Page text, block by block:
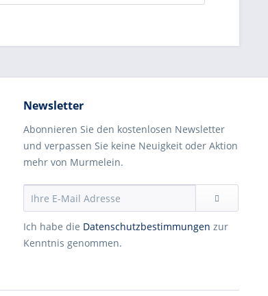
Newsletter
Abonnieren Sie den kostenlosen Newsletter
und verpassen Sie keine Neuigkeit oder Aktion
mehr von Murmelein.
Ich habe die Datenschutzbestimmungen zur
Kenntnis genommen.